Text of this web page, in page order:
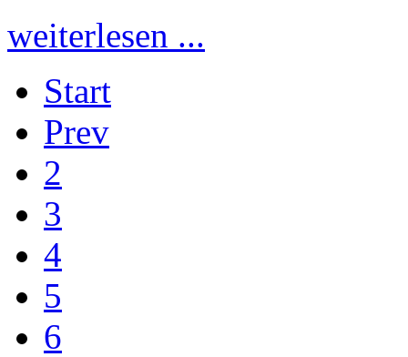
weiterlesen ...
Start
Prev
2
3
4
5
6